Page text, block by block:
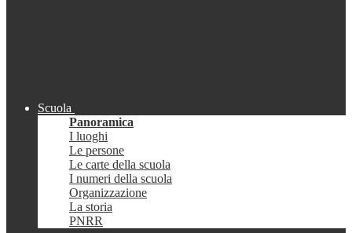
Scuola
Panoramica
I luoghi
Le persone
Le carte della scuola
I numeri della scuola
Organizzazione
La storia
PNRR